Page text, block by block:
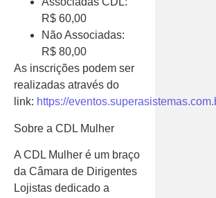
R$ 60,00
Não Associadas:
R$ 80,00
As inscrições podem ser
realizadas através do
link: https://
Sobre a CDL Mulher
A CDL Mulher é um braço
da Câmara de Dirigentes
Lojistas dedicado a